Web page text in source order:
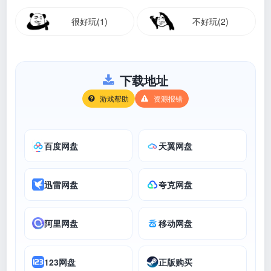
很好玩(1) 不好玩(2)
下载地址
游戏帮助 资源报错
百度网盘 天翼网盘
迅雷网盘 夸克网盘
阿里网盘 移动网盘
123网盘 正版购买